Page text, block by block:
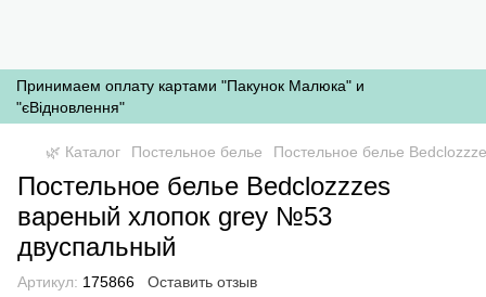
Принимаем оплату картами "Пакунок Малюка" и
"єВідновлення"
🌿 Каталог Постельное белье Постельное белье
Постельное белье Bedclozzzes
вареный хлопок grey №53
двуспальный
Артикул: 175866 Оставить отзыв